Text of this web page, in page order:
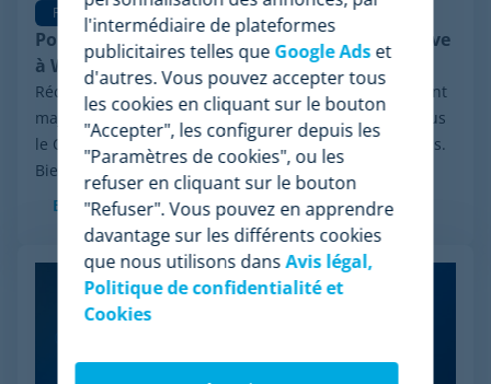
Pricing Software
Pourquoi Minderest est la meilleure alternative
à Wiser en pricing intelligence
Récemment, le secteur a été marqué par un événement
majeur : la procédure de réorganisation financière sous
le Chapter 11 initiée par Wiser Solutions aux États-Unis.
Bien que cette mesure n'implique...
En savoir plus
l'intermédiaire de plateformes
publicitaires telles que Google Adset
d'autres. Vous pouvez accepter tous
les cookies en cliquant sur le bouton
"Accepter", les configurer depuis les
"Paramètres de cookies", ou les
refuser en cliquant sur le bouton
"Refuser". Vous pouvez en apprendre
davantage sur les différents cookies
que nous utilisons dansAvis légal,
Politique de confidentialité et
Cookies